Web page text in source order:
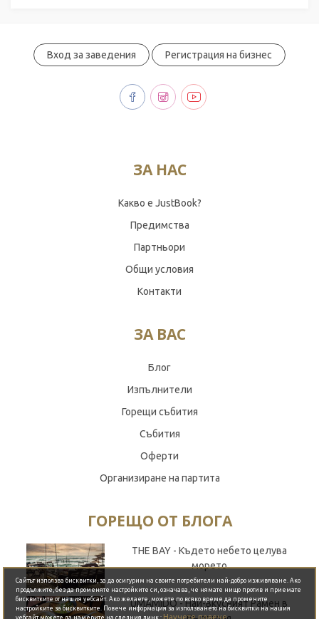
Обади се сега
Вход за заведения Регистрация на бизнес
ЗА НАС
Какво е JustBook?
Предимства
Партньори
Общи условия
Контакти
ЗА ВАС
Блог
Изпълнители
Горещи събития
Събития
Оферти
Организиране на партита
ГОРЕЩО ОТ БЛОГА
THE BAY - Където небето целува
морето
UMAMIDO - Най-вкусният Рамен в
Сайтът използва бисквитки, за да осигурим на своите потребители най-добро изживяване. Ако
продължите, без да променяте настройките си, означава, че нямате нищо против и приемате
бисквитките от нашия уебсайт. Ако желаете, можете по всяко време да промените
настройките за бисквитките. Повече информация за използването на бисквитки на нашия
уебсайт можете да намерите на следния линк : Научете повече.